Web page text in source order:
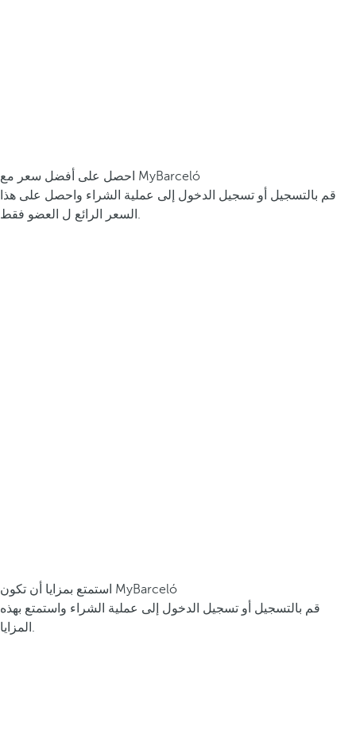
احصل على أفضل سعر مع MyBarceló
قم بالتسجيل أو تسجيل الدخول إلى عملية الشراء واحصل على هذا
السعر الرائع ل العضو فقط.
استمتع بمزايا أن تكون MyBarceló
قم بالتسجيل أو تسجيل الدخول إلى عملية الشراء واستمتع بهذه
المزايا.